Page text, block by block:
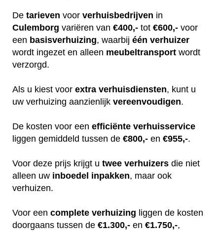
De tarieven voor verhuisbedrijven in
Culemborg variëren van €400,- tot €600,- voor
een basisverhuizing, waarbij één verhuizer
wordt ingezet en alleen meubeltransport wordt
verzorgd.
Als u kiest voor extra verhuisdiensten, kunt u
uw verhuizing aanzienlijk vereenvoudigen.
De kosten voor een efficiënte verhuisservice
liggen gemiddeld tussen de €800,- en €955,-.
Voor deze prijs krijgt u twee verhuizers die niet
alleen uw inboedel inpakken, maar ook
verhuizen.
Voor een complete verhuizing liggen de kosten
doorgaans tussen de €1.300,- en €1.750,-,